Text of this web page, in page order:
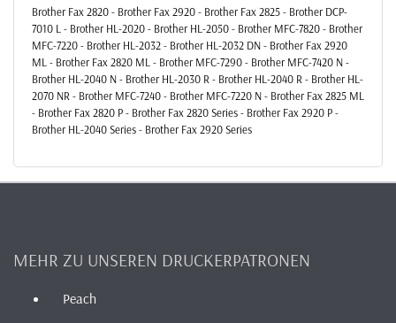
Brother Fax 2820 - Brother Fax 2920 - Brother Fax 2825 - Brother DCP-
7010 L - Brother HL-2020 - Brother HL-2050 - Brother MFC-7820 - Brother
MFC-7220 - Brother HL-2032 - Brother HL-2032 DN - Brother Fax 2920
ML - Brother Fax 2820 ML - Brother MFC-7290 - Brother MFC-7420 N -
Brother HL-2040 N - Brother HL-2030 R - Brother HL-2040 R - Brother HL-
2070 NR - Brother MFC-7240 - Brother MFC-7220 N - Brother Fax 2825 ML
- Brother Fax 2820 P - Brother Fax 2820 Series - Brother Fax 2920 P -
Brother HL-2040 Series - Brother Fax 2920 Series
MEHR ZU UNSEREN DRUCKERPATRONEN
Peach